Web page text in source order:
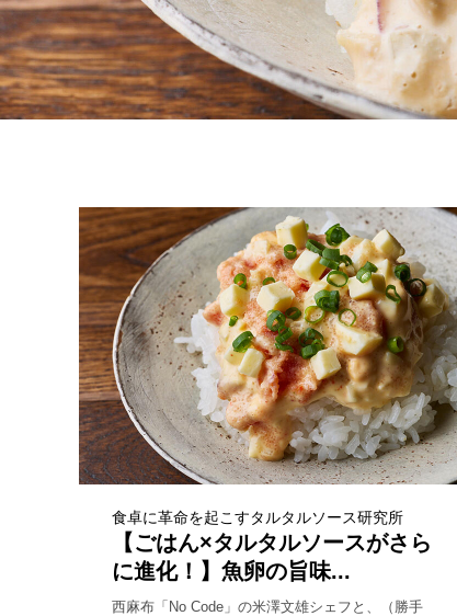
食卓に革命を起こすタルタルソース研究所
【ごはん×タルタルソースがさら
に進化！】魚卵の旨味...
西麻布「No Code」の米澤文雄シェフと、（勝手